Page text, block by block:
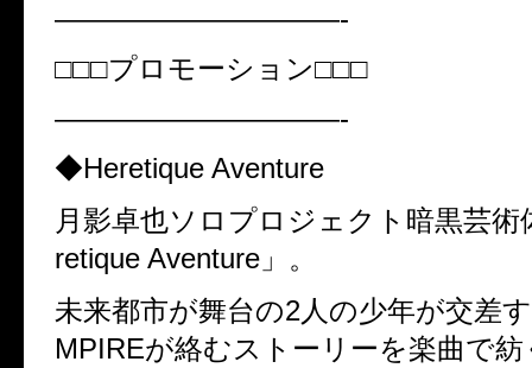
——————————-
□□□プロモーション□□□
——————————-
◆Heretique Aventure
月影卓也ソロプロジェクト暗黒芸術
retique Aventure」。
未来都市が舞台の2人の少年が交差
MPIREが絡むストーリーを楽曲で